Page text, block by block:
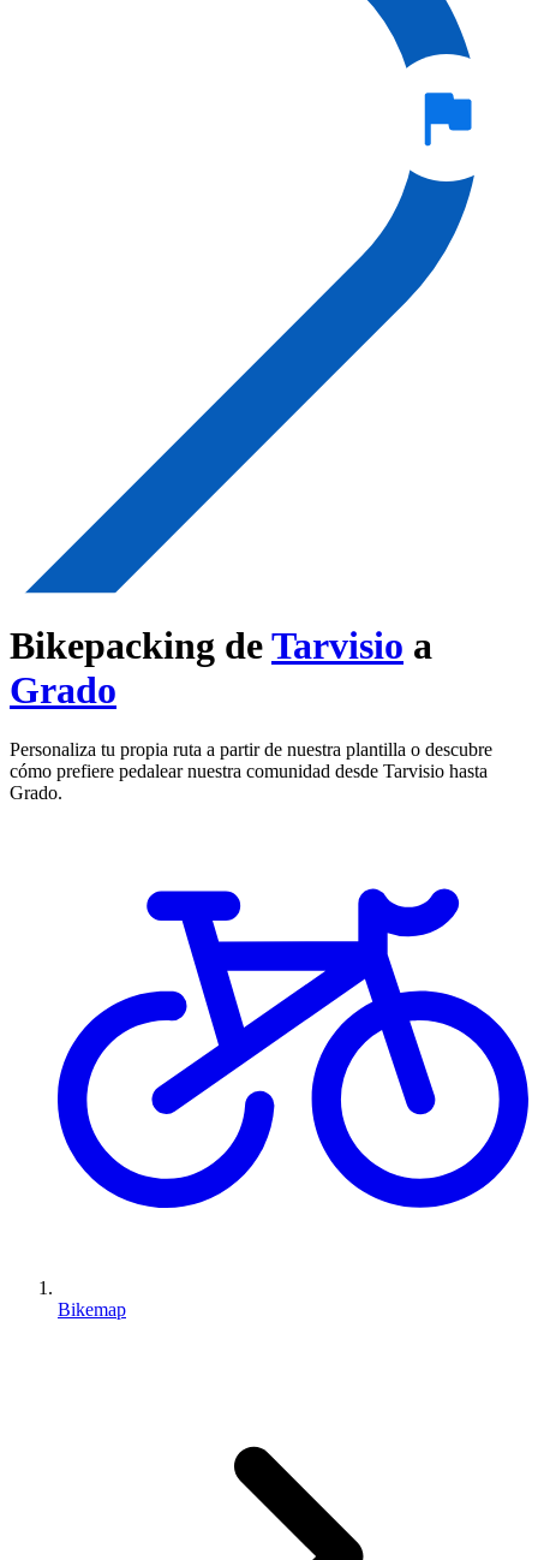
Bikepacking deTarvisio a
Grado
Personaliza tu propia ruta a partir de nuestra plantilla o descubre
cómo prefiere pedalear nuestra comunidad desde Tarvisio hasta
Grado.
Bikemap